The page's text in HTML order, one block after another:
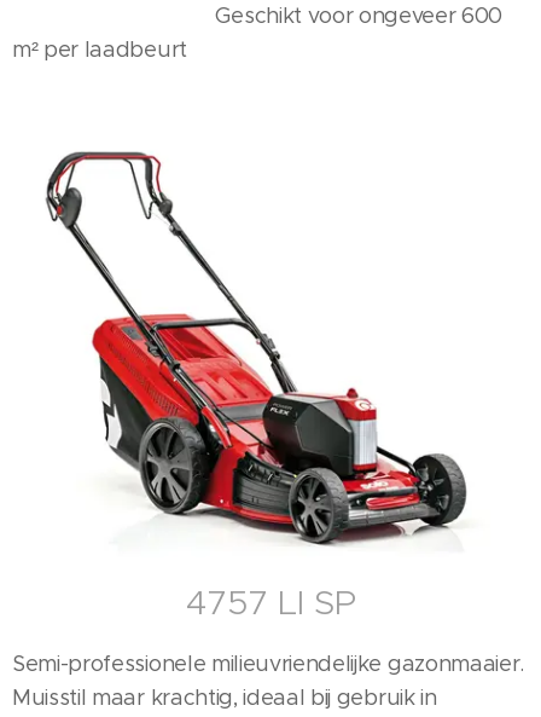
Geschikt voor ongeveer 600
m² per laadbeurt
4757 LI SP
Semi-professionele milieuvriendelijke gazonmaaier.
Muisstil maar krachtig, ideaal bij gebruik in